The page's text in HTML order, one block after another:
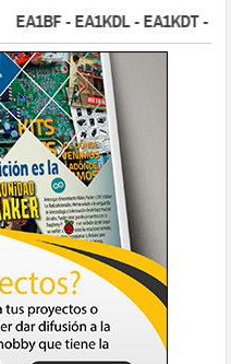
EA1BF - EA1KDL - EA1KDT -